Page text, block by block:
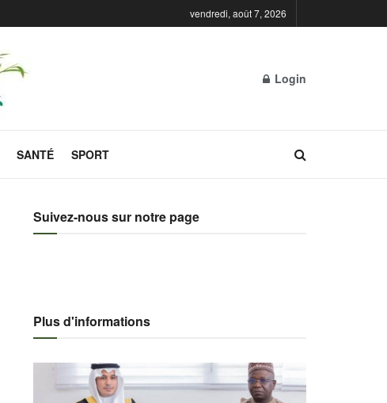
vendredi, août 7, 2026
Login
SANTÉ SPORT
Suivez-nous sur notre page
Plus d'informations